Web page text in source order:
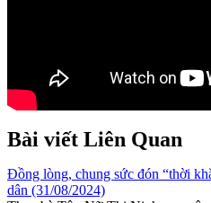
Bài viết Liên Quan
Đồng lòng, chung sức đón “thời
dân (31/08/2024)